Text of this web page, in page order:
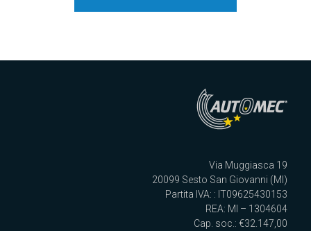
Via Muggiasca 19
20099 Sesto San Giovanni (MI)
Partita IVA: : IT09625430153
REA: MI – 1304604
Cap. soc.: €32.147,00